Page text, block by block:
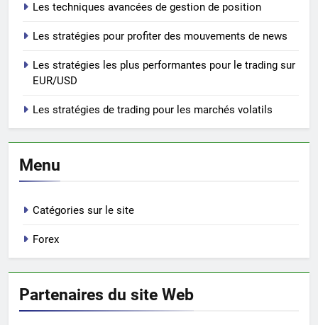
Les techniques avancées de gestion de position
Les stratégies pour profiter des mouvements de news
Les stratégies les plus performantes pour le trading sur
EUR/USD
Les stratégies de trading pour les marchés volatils
Menu
Catégories sur le site
Forex
Partenaires du site Web